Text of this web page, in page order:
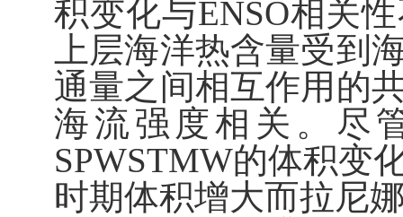
积变化与ENSO相关
上层海洋热含量受到
通量之间相互作用的
海流强度相关。尽
SPWSTMW的体积变
时期体积增大而拉尼